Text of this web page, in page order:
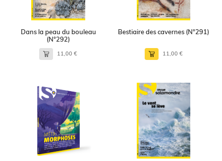
Dans la peau du bouleau
(N°292)
11,00 €
Bestiaire des cavernes (N°291)
11,00 €